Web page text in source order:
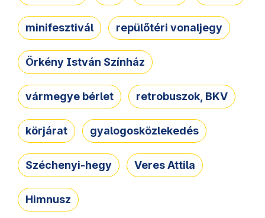
minifesztivál repülőtéri vonaljegy
Örkény István Színház
vármegye bérlet retrobuszok, BKV
körjárat gyalogosközlekedés
Széchenyi-hegy Veres Attila
Himnusz